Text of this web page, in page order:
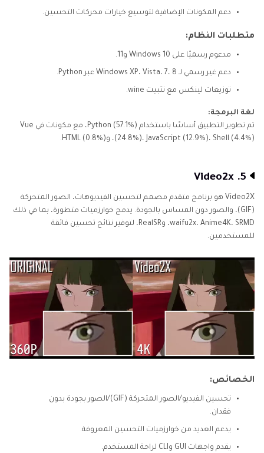
دعم المكونات الإضافية لتوسيع خيارات محركات التحسين.
متطلبات النظام:
مدعوم رسميًا على Windows 10 و11.
دعم غير رسمي لـ Windows XP، Vista، 7، 8 عبر Python.
توزيعات لينكس مع تثبيت wine.
لغة البرمجة:
تم تطوير التطبيق أساسًا باستخدام Python (57.1%)، مع مكونات في Vue
(24.8%)، JavaScript (12.9%)، Shell (4.4%)، وHTML (0.8%).
5. Video2x
Video2X هو برنامج متقدم مصمم لتحسين الفيديوهات، الصور المتحركة
(GIF)، والصور دون المساس بالجودة. يدمج خوارزميات متطورة، بما في ذلك
waifu2x، Anime4K، SRMD، وRealSR، لتوفير نتائج تحسين فائقة
للمستخدمين.
الخصائص:
تحسين الفيديو/الصور المتحركة (GIF)/الصور بجودة بدون
فقدان.
يدعم العديد من خوارزميات التحسين المعروفة.
يقدم واجهات GUI وCLI لراحة المستخدم.